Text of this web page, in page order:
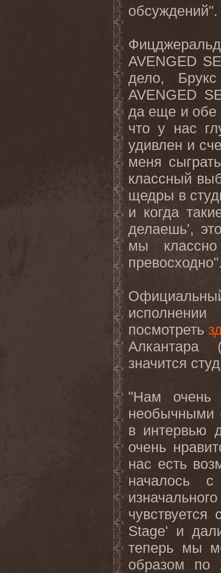
обсуждений".
AVENGED
дело,
AVENGED
да еще и обе
что у нас
удивлен и
меня
классный
щедры в
и когда
делаешь',
мы классно
превосходно
посмотреть
Алкантара
значится
"Нам очень
необычными
в интервью
очень
нас есть
началось
Stage' и
теперь мы
образом по